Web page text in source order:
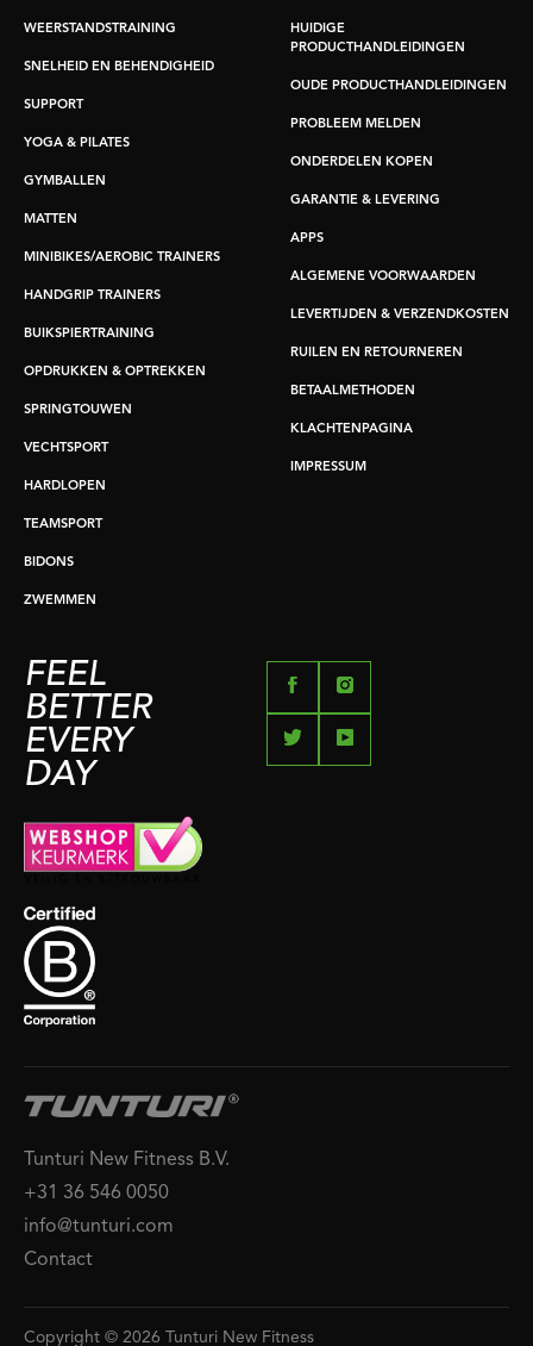
WEERSTANDSTRAINING
SNELHEID EN BEHENDIGHEID
SUPPORT
YOGA & PILATES
GYMBALLEN
MATTEN
MINIBIKES/AEROBIC TRAINERS
HANDGRIP TRAINERS
BUIKSPIERTRAINING
OPDRUKKEN & OPTREKKEN
SPRINGTOUWEN
VECHTSPORT
HARDLOPEN
TEAMSPORT
BIDONS
ZWEMMEN
HUIDIGE
PRODUCTHANDLEIDINGEN
OUDE PRODUCTHANDLEIDINGEN
PROBLEEM MELDEN
ONDERDELEN KOPEN
GARANTIE & LEVERING
APPS
ALGEMENE VOORWAARDEN
LEVERTIJDEN & VERZENDKOSTEN
RUILEN EN RETOURNEREN
BETAALMETHODEN
KLACHTENPAGINA
IMPRESSUM
FEEL
BETTER
EVERY
DAY
Tunturi New Fitness B.V.
+31 36 546 0050
info@tunturi.com
Contact
Copyright © 2026 Tunturi New Fitness